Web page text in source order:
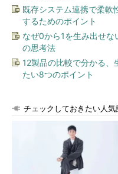
既存システム連携で柔軟
するためのポイント
なぜ0から1を生み出せな
の思考法
12製品の比較で分かる、
たい8つのポイント
チェックしておきたい人気